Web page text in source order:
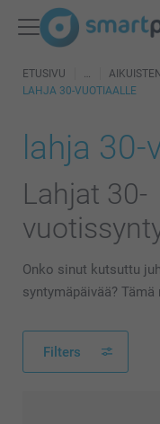
ETUSIVU
LAHJA 30-VUOTIAALLE
lahja
Lahjat 30-
Onko sinut kutsuttu
syntymäpäivää?
Filters